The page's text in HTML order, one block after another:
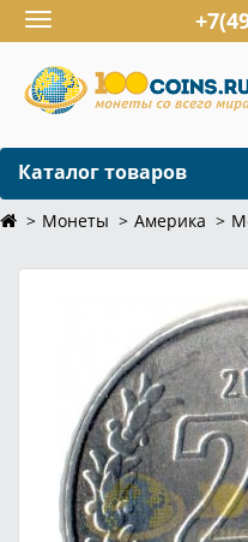
Toggle
navigation
Каталог товаров
Монеты Америка